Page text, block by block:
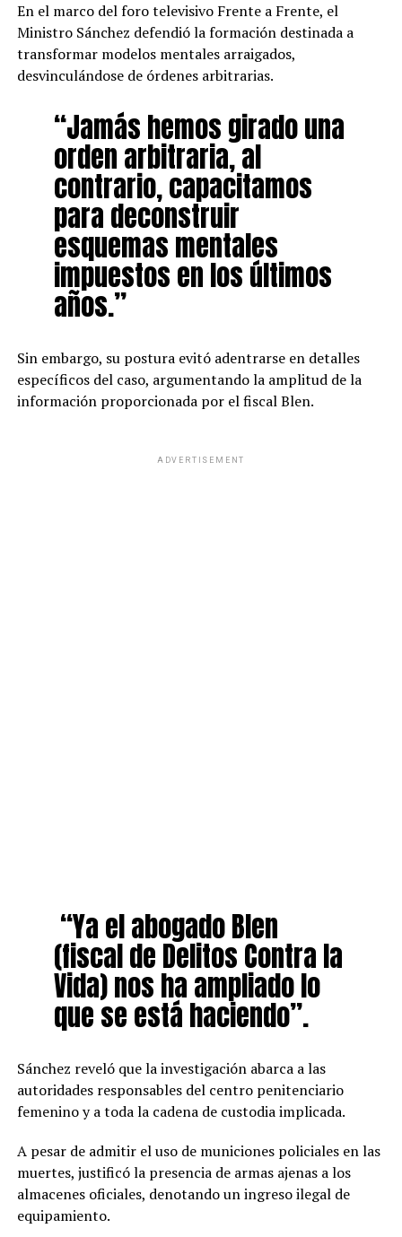
En el marco del foro televisivo Frente a Frente, el
Ministro Sánchez defendió la formación destinada a
transformar modelos mentales arraigados,
desvinculándose de órdenes arbitrarias.
“Jamás hemos girado una
orden arbitraria, al
contrario, capacitamos
para deconstruir
esquemas mentales
impuestos en los últimos
años.”
Sin embargo, su postura evitó adentrarse en detalles
específicos del caso, argumentando la amplitud de la
información proporcionada por el fiscal Blen.
ADVERTISEMENT
“Ya el abogado Blen
(fiscal de Delitos Contra la
Vida) nos ha ampliado lo
que se está haciendo”.
Sánchez reveló que la investigación abarca a las
autoridades responsables del centro penitenciario
femenino y a toda la cadena de custodia implicada.
A pesar de admitir el uso de municiones policiales en las
muertes, justificó la presencia de armas ajenas a los
almacenes oficiales, denotando un ingreso ilegal de
equipamiento.